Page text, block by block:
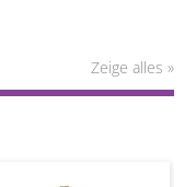
Zeige alles »